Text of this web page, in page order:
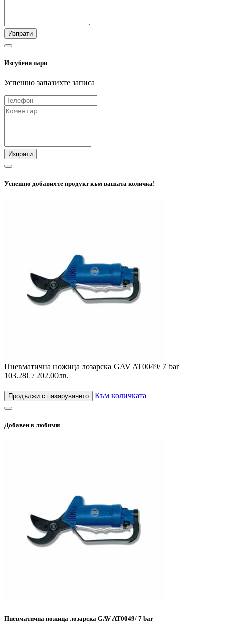
Изпрати
Изгубени пари
Успешно запазихте записа
Изпрати
Успешно добавихте продукт към вашата количка!
Пневматична ножица лозарска GAV AT0049/ 7 bar
103.28€ / 202.00лв.
Продължи с пазаруването Към количката
Добавен в любими
Пневматична ножица лозарска GAV AT0049/ 7 bar